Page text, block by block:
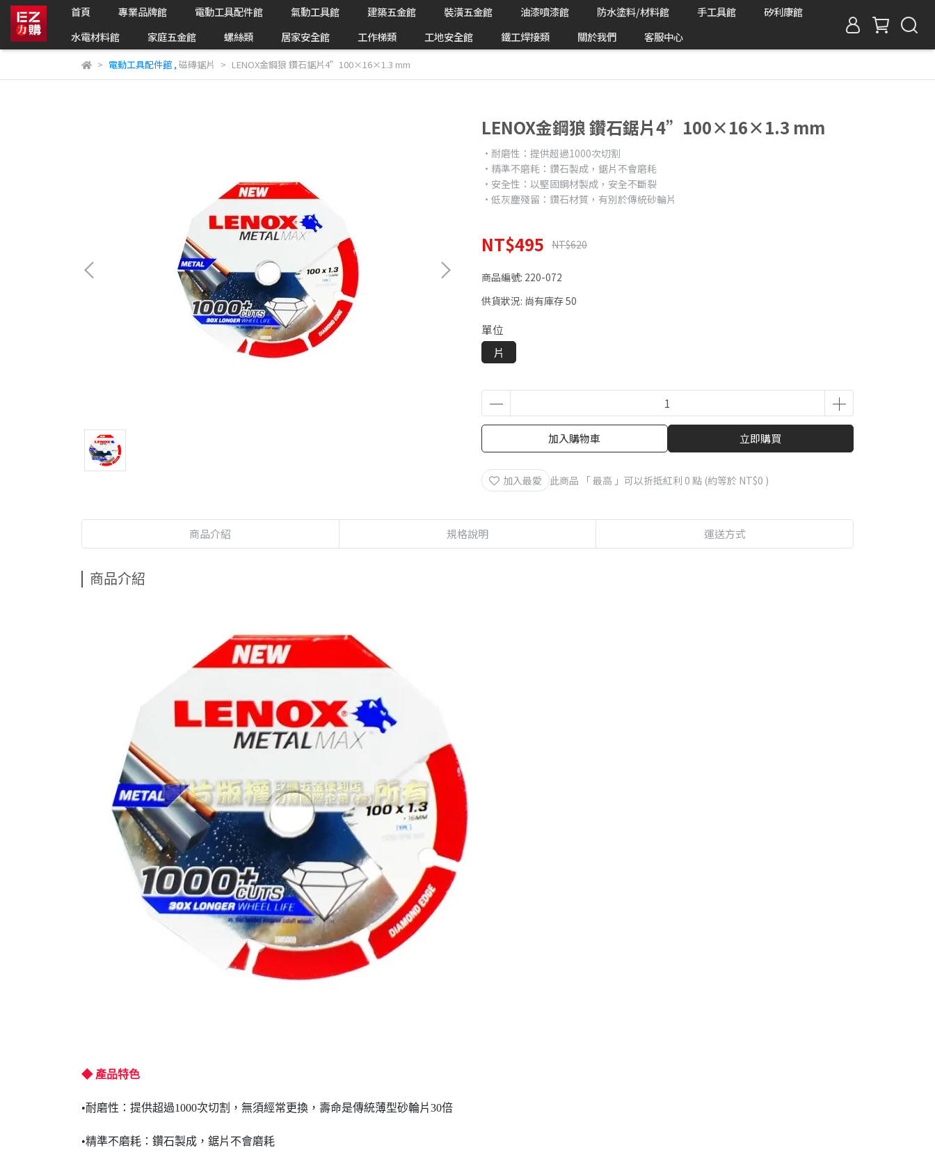
首頁 專業品牌館 電動工具配件館 氣動工具館 建築五金館 裝潢五金館 油漆噴漆館 防水塗料/材料館 手工具館
矽利康館
水電材料館
家庭五金館 螺絲類 居家安全館 工作梯類 工地安全館 鐵工焊接類 關於我們 客服中心
電動工具配件館, 磁磚鋸片 LENOX金鋼狼 鑽石鋸片4”100×16×1.3 mm
LENOX金鋼狼 鑽石鋸片4”100×16×1.3 mm
•耐磨性：提供超過1000次切割
•精準不磨耗：鑽石製成，鋸片不會磨耗
•安全性：以堅固鋼材製成，安全不斷裂
•低灰塵殘留：鑽石材質，有別於傳統砂輪片
NT$495 NT$620
商品編號: 220-072
供貨狀況: 尚有庫存 50
單位
片
加入購物車 立即購買
加入最愛 此商品 「 最高 」可以折抵紅利 0 點 (約等於 NT$0 )
商品介紹 規格說明 運送方式
商品介紹
◆ 產品特色
•耐磨性：提供超過1000次切割，無須經常更換，壽命是傳統薄型砂輪片30倍
•精準不磨耗：鑽石製成，鋸片不會磨耗